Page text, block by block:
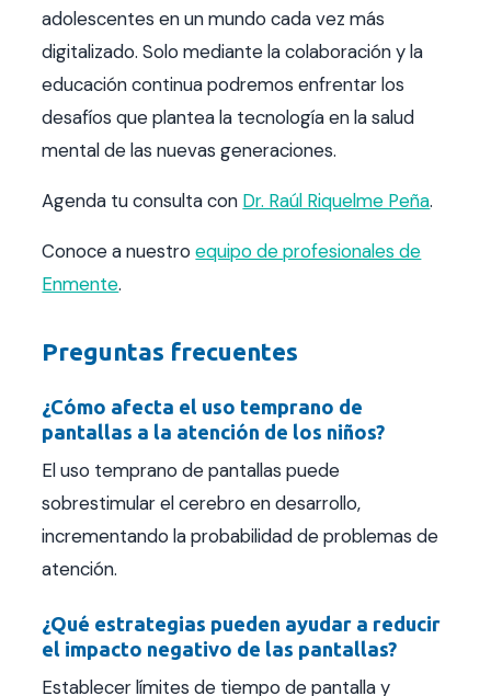
adolescentes en un mundo cada vez más
digitalizado. Solo mediante la colaboración y la
educación continua podremos enfrentar los
desafíos que plantea la tecnología en la salud
mental de las nuevas generaciones.
Agenda tu consulta con Dr. Raúl Riquelme Peña.
Conoce a nuestroequipo de profesionales de
Enmente.
Preguntas frecuentes
¿Cómo afecta el uso temprano de
pantallas a la atención de los niños?
El uso temprano de pantallas puede
sobrestimular el cerebro en desarrollo,
incrementando la probabilidad de problemas de
atención.
¿Qué estrategias pueden ayudar a reducir
el impacto negativo de las pantallas?
Establecer límites de tiempo de pantalla y